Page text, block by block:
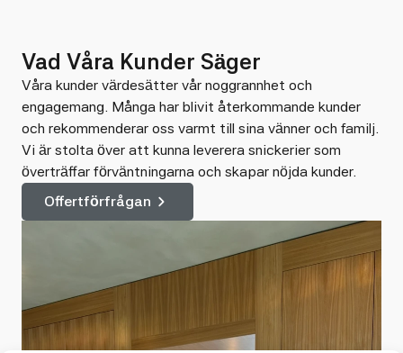
Vad Våra Kunder Säger
Våra kunder värdesätter vår noggrannhet och
engagemang. Många har blivit återkommande kunder
och rekommenderar oss varmt till sina vänner och familj.
Vi är stolta över att kunna leverera snickerier som
överträffar förväntningarna och skapar nöjda kunder.
Offertförfrågan